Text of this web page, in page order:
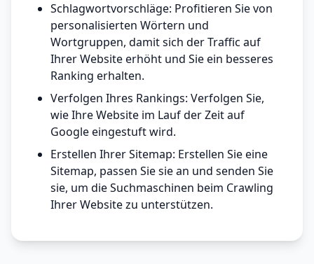
Schlagwortvorschläge: Profitieren Sie von
personalisierten Wörtern und
Wortgruppen, damit sich der Traffic auf
Ihrer Website erhöht und Sie ein besseres
Ranking erhalten.
Verfolgen Ihres Rankings: Verfolgen Sie,
wie Ihre Website im Lauf der Zeit auf
Google eingestuft wird.
Erstellen Ihrer Sitemap: Erstellen Sie eine
Sitemap, passen Sie sie an und senden Sie
sie, um die Suchmaschinen beim Crawling
Ihrer Website zu unterstützen.